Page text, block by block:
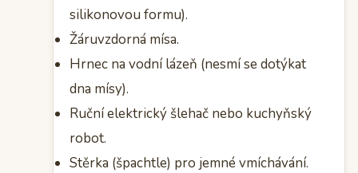
silikonovou formu).
Žáruvzdorná mísa.
Hrnec na vodní lázeň (nesmí se dotýkat
dna mísy).
Ruční elektrický šlehač nebo kuchyňský
robot.
Stěrka (špachtle) pro jemné vmíchávání.